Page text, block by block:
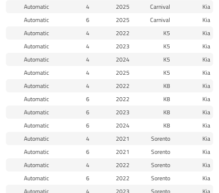
Kia
Carnival
2025
4
Automatic
Kia
Carnival
2025
6
Automatic
Kia
K5
2022
4
Automatic
Kia
K5
2023
4
Automatic
Kia
K5
2024
4
Automatic
Kia
K5
2025
4
Automatic
Kia
K8
2022
4
Automatic
Kia
K8
2022
6
Automatic
Kia
K8
2023
6
Automatic
Kia
K8
2024
6
Automatic
Kia
Sorento
2021
4
Automatic
Kia
Sorento
2021
6
Automatic
Kia
Sorento
2022
4
Automatic
Kia
Sorento
2022
6
Automatic